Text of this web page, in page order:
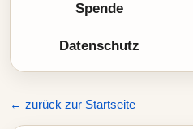
Spende
Datenschutz
← zurück zur Startseite